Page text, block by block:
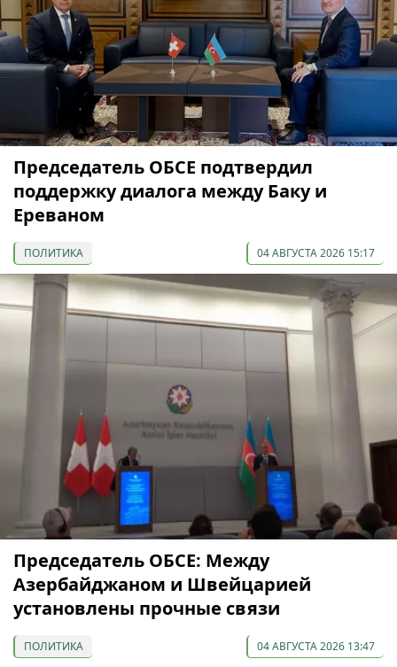
Председатель ОБСЕ подтвердил
поддержку диалога между Баку и
Ереваном
ПОЛИТИКА 04 АВГУСТА 2026 15:17
Председатель ОБСЕ: Между
Азербайджаном и Швейцарией
установлены прочные связи
ПОЛИТИКА 04 АВГУСТА 2026 13:47